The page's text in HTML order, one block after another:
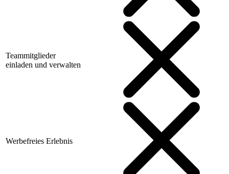
Teammitglieder
einladen und verwalten
Werbefreies Erlebnis